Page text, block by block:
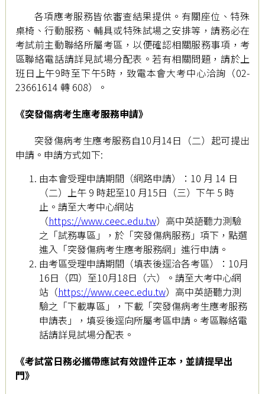
各項應考服務皆依審查結果提供。有關座位、特殊
桌椅、行動服務、輔具或特殊試場之安排等，請務必在
考試前主動聯絡所屬考區，以便確認相關服務事項，考
區聯絡電話請詳見試場分配表。若有相關問題，請於上
班日上午9時至下午5時，致電本會大考中心洽詢（02-
23661614 轉 608）。
《突發傷病考生應考服務申請》
突發傷病考生應考服務自10月14日（二）起可提出
申請。申請方式如下:
由本會受理申請期間（網路申請）：10 月 14 日
（二）上午 9 時起至10 月15日（三）下午 5 時
止。請至大考中心網站
（https://www.ceec.edu.tw）高中英語聽力測驗
之「試務專區」，於「突發傷病服務」項下，點選
進入「突發傷病考生應考服務網」進行申請。
由考區受理申請期間（填表後逕洽各考區）：10月
16日（四）至10月18日（六）。請至大考中心網
站（https://www.ceec.edu.tw）高中英語聽力測
驗之「下載專區」，下載「突發傷病考生應考服務
申請表」，填妥後逕向所屬考區申請。考區聯絡電
話請詳見試場分配表。
《考試當日務必攜帶應試有效證件正本，並請提早出
門》